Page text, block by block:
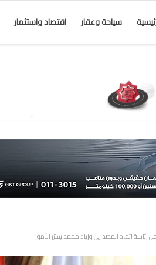
سياحة وعقار اقتصاد واستثمار
اتحاد المصدرين وإياد محمد يسيّر الأمور